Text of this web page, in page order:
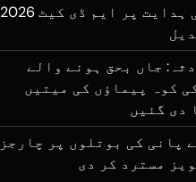
وزیراعظم کی ہدایت پر ایم ڈی کیٹ 2026
جاں بحق ہونے والے
کوہ پیماؤں کی میتیں
دی گئیں
پانی کی بوتلوں پر چارجز
مسترد کر دی